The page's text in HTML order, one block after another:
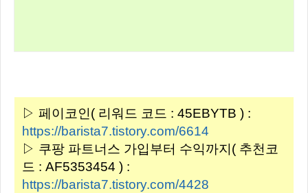
▷ 페이코인( 리워드 코드 : 45EBYTB ) :
https://barista7.tistory.com/6614
▷ 쿠팡 파트너스 가입부터 수익까지( 추천코
드 : AF5353454 ) :
https://barista7.tistory.com/4428